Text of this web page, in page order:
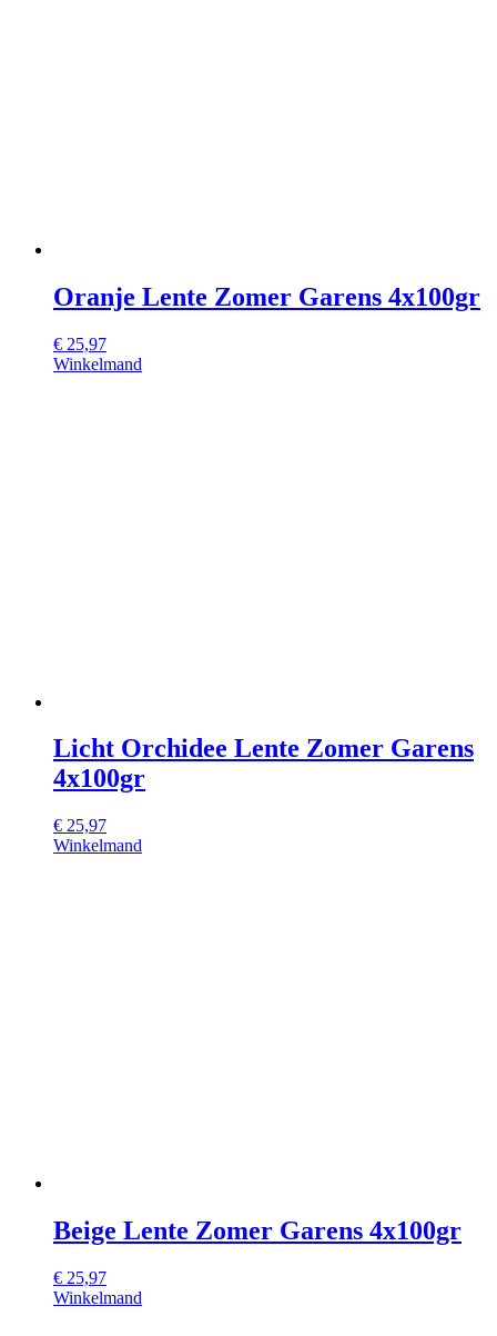
Oranje Lente Zomer Garens 4x100gr
€ 25,97
Winkelmand
Licht Orchidee Lente Zomer Garens
4x100gr
€ 25,97
Winkelmand
Beige Lente Zomer Garens 4x100gr
€ 25,97
Winkelmand